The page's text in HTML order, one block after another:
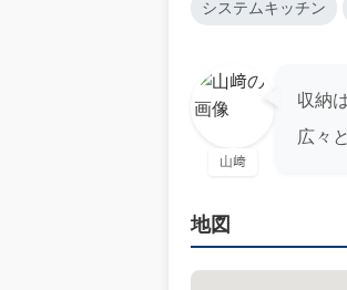
システムキッチン
山﨑
収納
広々
地図